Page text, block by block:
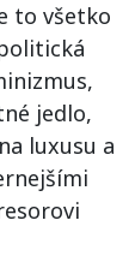
to všetko
jedlo,
luxusu a